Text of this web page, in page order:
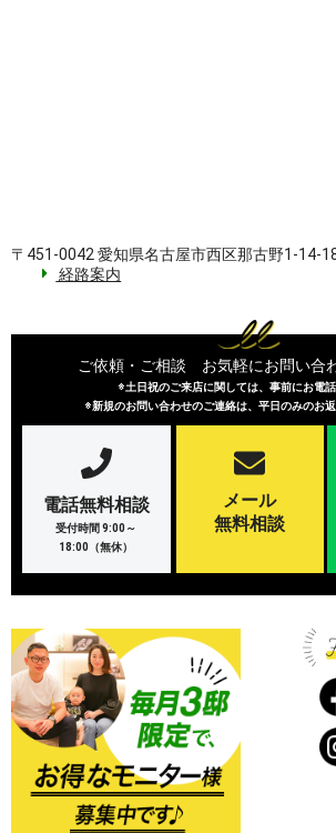
〒451-0042 愛知県名古屋市西区那古野1-14-
経路案内
ご依頼・ご相談 お気軽にお問い合
※土日祝のご来店に関しては、事前にお電
※新規のお問い合わせのご連絡は、平日のみのお返
電話無料相談
受付時間 9:00～
18:00（無休）
メール
無料相談